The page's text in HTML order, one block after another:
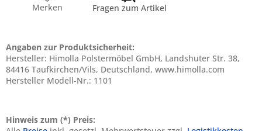
Merken Fragen zum Artikel
Angaben zur Produktsicherheit:
Hersteller: Himolla Polstermöbel GmbH, Landshuter Str. 38,
84416 Taufkirchen/Vils, Deutschland, www.himolla.com
Hersteller Modell-Nr.: 1101
Hinweis zum (*) Preis: